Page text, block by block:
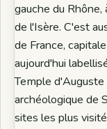
gauche du
de l'Isère. C'est
de France,
aujourd'hui
Temple
archéologique de
sites les plus